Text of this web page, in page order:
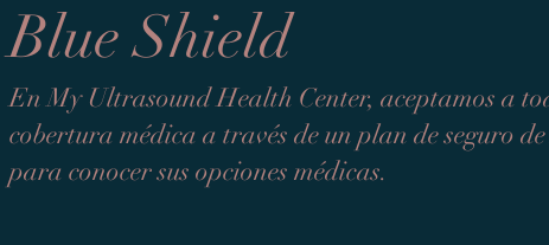
Blue Shield
En My Ultrasound Health Center, aceptamos a
cobertura médica a través de un plan de seguro
para conocer sus opciones médicas.